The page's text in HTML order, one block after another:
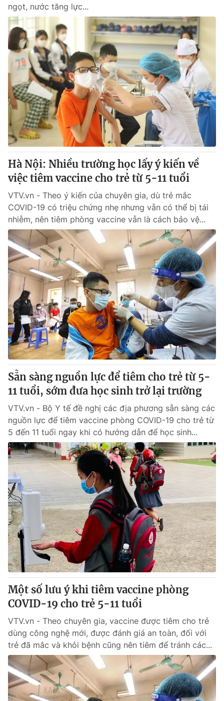
ngọt, nước tăng lực...
Hà Nội: Nhiều trường học lấy ý kiến về
việc tiêm vaccine cho trẻ từ 5-11 tuổi
VTV.vn - Theo ý kiến của chuyên gia, dù trẻ mắc
COVID-19 có triệu chứng nhẹ nhưng vẫn có thể bị tái
nhiễm, nên tiêm phòng vaccine vẫn là cách bảo vệ...
Sẵn sàng nguồn lực để tiêm cho trẻ từ 5-
11 tuổi, sớm đưa học sinh trở lại trường
VTV.vn - Bộ Y tế đề nghị các địa phương sẵn sàng các
nguồn lực để tiêm vaccine phòng COVID-19 cho trẻ từ
5 đến 11 tuổi ngay khi có hướng dẫn để học sinh...
Một số lưu ý khi tiêm vaccine phòng
COVID-19 cho trẻ 5-11 tuổi
VTV.vn - Theo chuyên gia, vaccine được tiêm cho trẻ
dùng công nghệ mới, được đánh giá an toàn, đối với
trẻ đã mắc và khỏi bệnh cũng nên tiêm để tránh các...